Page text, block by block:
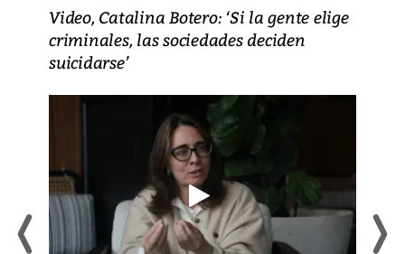
Video, Catalina Botero: ‘Si la gente elige
criminales, las sociedades deciden
suicidarse’